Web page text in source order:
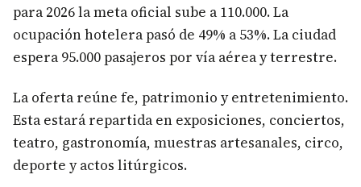
para 2026 la meta oficial sube a 110.000. La
ocupación hotelera pasó de 49% a 53%. La ciudad
espera 95.000 pasajeros por vía aérea y terrestre.
La oferta reúne fe, patrimonio y entretenimiento.
Esta estará repartida en exposiciones, conciertos,
teatro, gastronomía, muestras artesanales, circo,
deporte y actos litúrgicos.